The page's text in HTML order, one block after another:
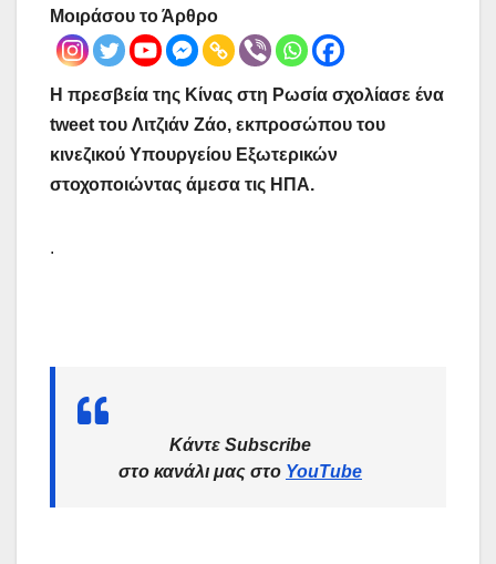
Μοιράσου το Άρθρο
Η πρεσβεία της Κίνας στη Ρωσία σχολίασε ένα
tweet του Λιτζιάν Ζάο, εκπροσώπου του
κινεζικού Υπουργείου Εξωτερικών
στοχοποιώντας άμεσα τις ΗΠΑ.
.
Κάντε Subscribe
στο κανάλι μας στο YouTube